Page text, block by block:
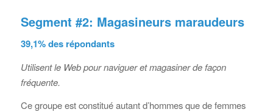
Segment #2: Magasineurs maraudeurs
39,1% des répondants
Utilisent le Web pour naviguer et magasiner de façon
fréquente.
Ce groupe est constitué autant d’hommes que de femmes